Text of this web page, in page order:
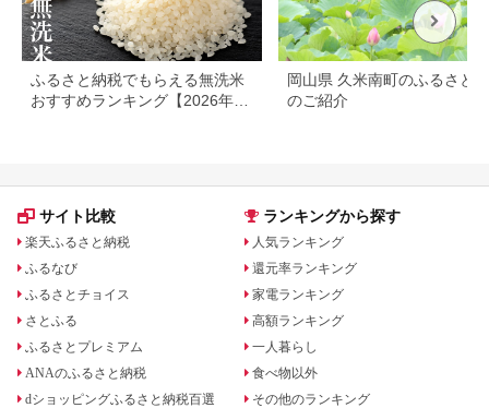
ふるさと納税でもらえる無洗米
おすすめランキング【2026年最
岡山県 久米南町のふるさと
のご紹介
サイト比較
楽天ふるさと納税
ふるなび
ふるさとチョイス
さとふる
ふるさとプレミアム
ANAのふるさと納税
dショッピングふるさと納税百選
ランキングから探す
人気ランキング
還元率ランキング
家電ランキング
高額ランキング
一人暮らし
食べ物以外
その他のランキング